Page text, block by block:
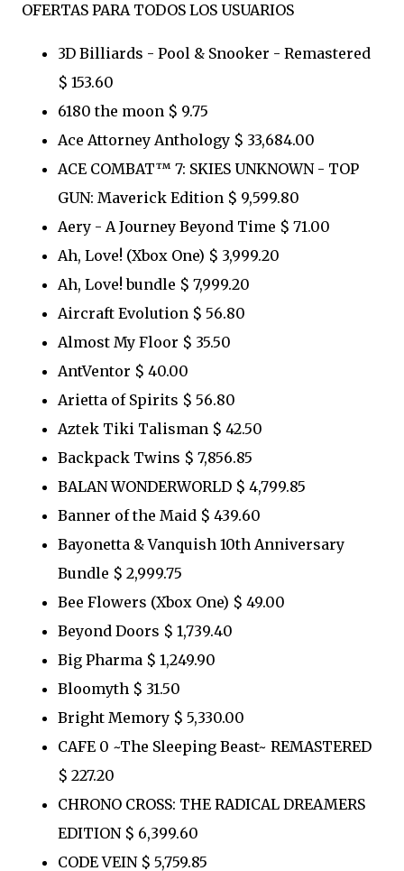
OFERTAS PARA TODOS LOS USUARIOS
3D Billiards - Pool & Snooker - Remastered
$ 153.60
6180 the moon $ 9.75
Ace Attorney Anthology $ 33,684.00
ACE COMBAT™ 7: SKIES UNKNOWN - TOP
GUN: Maverick Edition $ 9,599.80
Aery - A Journey Beyond Time $ 71.00
Ah, Love! (Xbox One) $ 3,999.20
Ah, Love! bundle $ 7,999.20
Aircraft Evolution $ 56.80
Almost My Floor $ 35.50
AntVentor $ 40.00
Arietta of Spirits $ 56.80
Aztek Tiki Talisman $ 42.50
Backpack Twins $ 7,856.85
BALAN WONDERWORLD $ 4,799.85
Banner of the Maid $ 439.60
Bayonetta & Vanquish 10th Anniversary
Bundle $ 2,999.75
Bee Flowers (Xbox One) $ 49.00
Beyond Doors $ 1,739.40
Big Pharma $ 1,249.90
Bloomyth $ 31.50
Bright Memory $ 5,330.00
CAFE 0 ~The Sleeping Beast~ REMASTERED
$ 227.20
CHRONO CROSS: THE RADICAL DREAMERS
EDITION $ 6,399.60
CODE VEIN $ 5,759.85